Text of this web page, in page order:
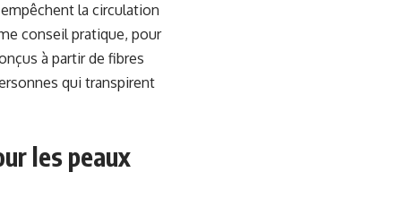
la circulation
conseil pratique, pour
à partir de fibres
qui transpirent
les peaux